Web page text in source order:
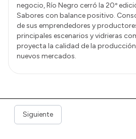
negocio, Río Negro cerró la 20º
Sabores con balance positivo.
de sus emprendedores y
principales escenarios y vidrieras
proyecta la calidad de la
nuevos mercados.
Siguiente